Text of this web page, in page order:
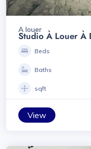
A louer
Studio À Louer À
Beds
Baths
sqft
View